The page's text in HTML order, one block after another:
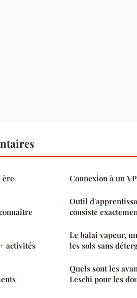
ère
activités
Connexion à un
Outil
consiste
Le balai vapeur,
les sols sans
Quels sont les
Leschi pour les